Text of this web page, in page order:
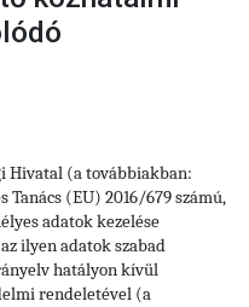
Hivatal (a továbbiakban:
(EU) 2016/679 számú,
adatok kezelése
ilyen adatok szabad
hatályon kívül
rendeletével (a